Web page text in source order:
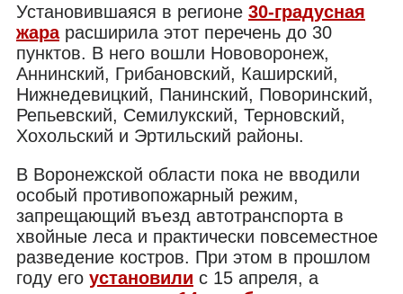
Установившаяся в регионе 30-градусная
жарарасширила этот перечень до 30
пунктов. В него вошли Нововоронеж,
Аннинский, Грибановский, Каширский,
Нижнедевицкий, Панинский, Поворинский,
Репьевский, Семилукский, Терновский,
Хохольский и Эртильский районы.
В Воронежской области пока не вводили
особый противопожарный режим,
запрещающий въезд автотранспорта в
хвойные леса и практически повсеместное
разведение костров. При этом в прошлом
году его установили с 15 апреля, а